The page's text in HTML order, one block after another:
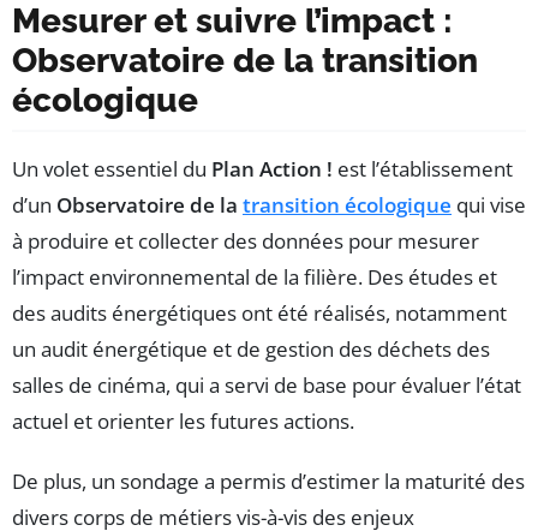
Mesurer et suivre l’impact :
Observatoire de la transition
écologique
Un volet essentiel du Plan Action ! est l’établissement
d’un Observatoire de la transition écologique qui vise
à produire et collecter des données pour mesurer
l’impact environnemental de la filière. Des études et
des audits énergétiques ont été réalisés, notamment
un audit énergétique et de gestion des déchets des
salles de cinéma, qui a servi de base pour évaluer l’état
actuel et orienter les futures actions.
De plus, un sondage a permis d’estimer la maturité des
divers corps de métiers vis-à-vis des enjeux